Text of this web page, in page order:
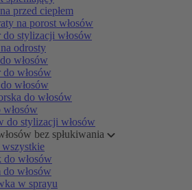
przed ciepłem
na porost włosów
do stylizacji włosów
odrosty
włosów
włosów
włosów
do włosów
włosów
do stylizacji włosów
bez spłukiwania
wszystkie
do włosów
do włosów
w sprayu